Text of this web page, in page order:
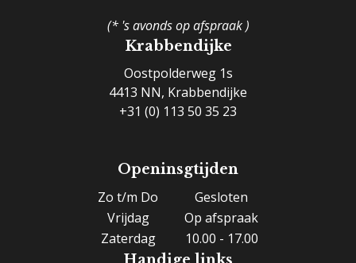
(* 's avonds op afspraak )
Krabbendijke
Oostpolderweg 1s
4413 NN, Krabbendijke
+31 (0) 113 50 35 23
Openinsgtijden
Zo t/m Do
Gesloten
Vrijdag
Op afspraak
Zaterdag
10.00 - 17.00